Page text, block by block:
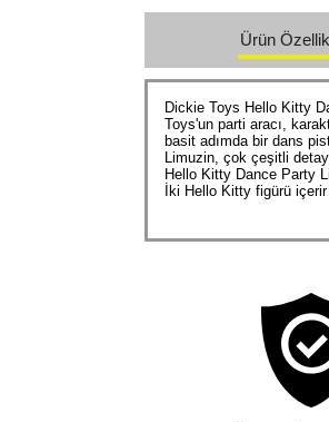
Ürün
Dickie Toys Hello Kitty
Toys'un parti aracı,
basit adımda bir dans
Limuzin, çok çeşitli
Hello Kitty Dance Party
İki Hello Kitty figürü